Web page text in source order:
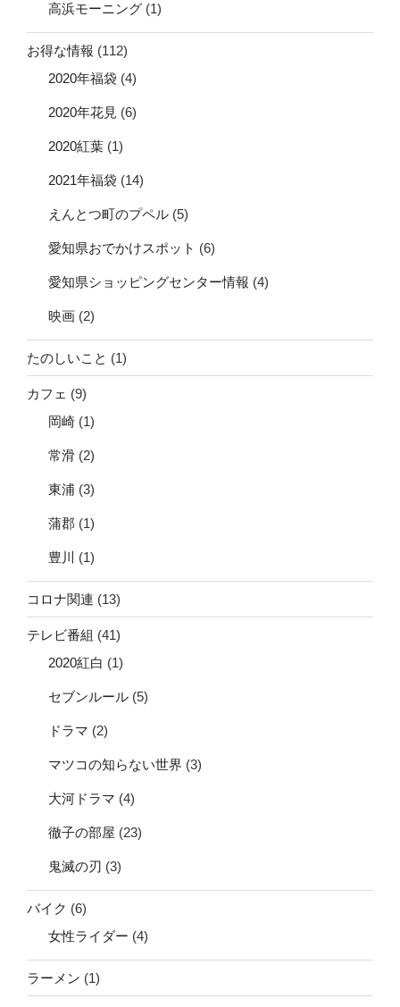
高浜モーニング (1)
お得な情報 (112)
2020年福袋 (4)
2020年花見 (6)
2020紅葉 (1)
2021年福袋 (14)
えんとつ町のプペル (5)
愛知県おでかけスポット (6)
愛知県ショッピングセンター情報 (4)
映画 (2)
たのしいこと (1)
カフェ (9)
岡崎 (1)
常滑 (2)
東浦 (3)
蒲郡 (1)
豊川 (1)
コロナ関連 (13)
テレビ番組 (41)
2020紅白 (1)
セブンルール (5)
ドラマ (2)
マツコの知らない世界 (3)
大河ドラマ (4)
徹子の部屋 (23)
鬼滅の刃 (3)
バイク (6)
女性ライダー (4)
ラーメン (1)